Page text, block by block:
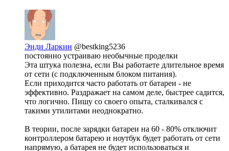
Энди Ларкин @bestking5236
постоянно устраиваю необычные проделки
Эта штука полезна, если Вы работаете длительное время
от сети (с подключенным блоком питания).
Если приходится часто работать от батареи - не
эффективно. Раздражает на самом деле, быстрее садится,
что логично. Пишу со своего опыта, сталкивался с
такими утилитами неоднократно.
В теории, после зарядки батареи на 60 - 80% отключит
контроллером батарею и ноутбук будет работать от сети
напрямую, а батарея не будет использоваться и